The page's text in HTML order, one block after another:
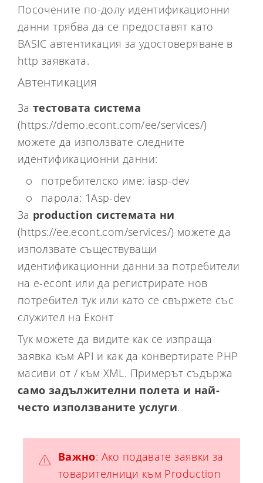
Посочените по-долу идентификационни
данни трябва да се предоставят като
BASIC автентикация за удостоверяване в
http заявката.
Автентикация
Затестовата система
(https://demo.econt.com/ee/services/)
можете да използвате следните
идентификационни данни:
потребителско име: iasp-dev
парола: 1Asp-dev
За production системата ни
(https://ee.econt.com/services/) можете да
използвате съществуващи
идентификационни данни за потребители
на e-econt или да регистрирате нов
потребител тук или като се свържете със
служител на Еконт
Тук можете да видите как се изпраща
заявка към API и как да конвертирате PHP
масиви от / към XML. Примерът съдържа
само задължителни полета и най-
често използваните услуги.
Важно: Ако подавате заявки за
товарителници към Production